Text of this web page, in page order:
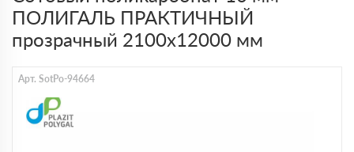
ПОЛИГАЛЬ ПРАКТИЧНЫЙ
прозрачный 2100х12000 мм
Арт. SotPo-94664